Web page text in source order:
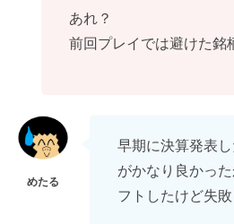
あれ？
前回プレイでは避けた銘
早期に決算発表し
がかなり良かっ
フトしたけど失